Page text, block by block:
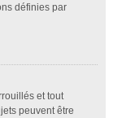
définies par
et tout
peuvent être